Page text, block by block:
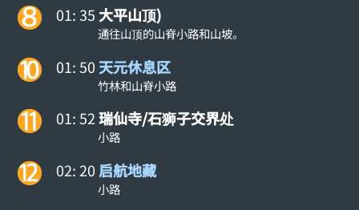
01: 35 大平山顶)
通往山顶的山脊小路和山坡。
01: 50 天元休息区
竹林和山脊小路
01: 52瑞仙寺/石狮子交界处
小路
02: 20 启航地藏
小路